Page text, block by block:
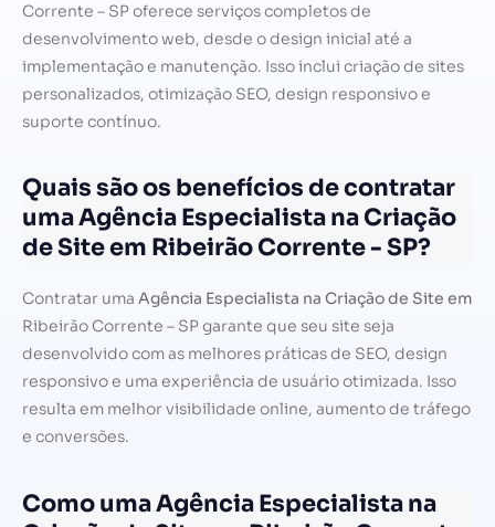
Corrente – SP oferece serviços completos de
desenvolvimento web, desde o design inicial até a
implementação e manutenção. Isso inclui criação de sites
personalizados, otimização SEO, design responsivo e
suporte contínuo.
Quais são os benefícios de contratar
uma Agência Especialista na Criação
de Site em Ribeirão Corrente - SP?
Contratar uma Agência Especialista na Criação de Site em
Ribeirão Corrente – SP garante que seu site seja
desenvolvido com as melhores práticas de SEO, design
responsivo e uma experiência de usuário otimizada. Isso
resulta em melhor visibilidade online, aumento de tráfego
e conversões.
Como uma Agência Especialista na